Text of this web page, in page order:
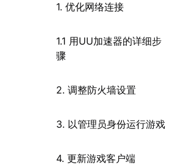
1. 优化网络连接
1.1 用UU加速器的详细步
骤
2. 调整防火墙设置
3. 以管理员身份运行游戏
4. 更新游戏客户端